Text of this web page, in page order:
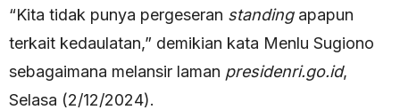
“Kita tidak punya pergeseran standingapapun
terkait kedaulatan,” demikian kata Menlu Sugiono
sebagaimana melansir laman presidenri.go.id,
Selasa (2/12/2024).